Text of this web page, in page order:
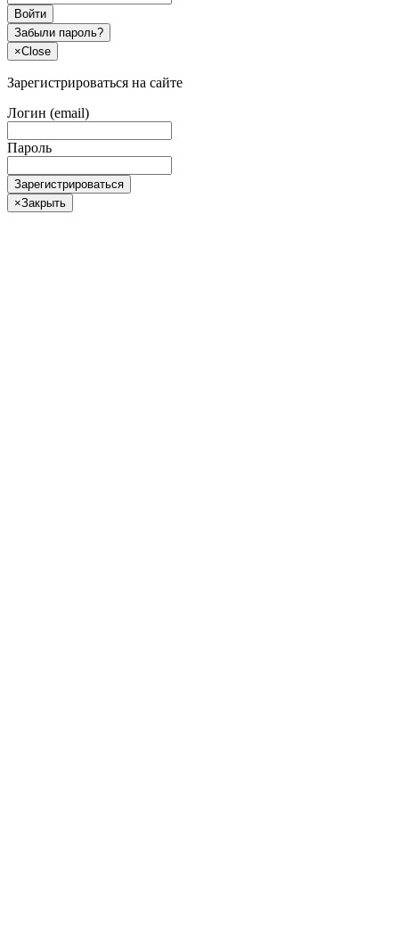
Войти
Забыли пароль?
×Close
Зарегистрироваться на сайте
Логин (email)
Пароль
Зарегистрироваться
×Закрыть